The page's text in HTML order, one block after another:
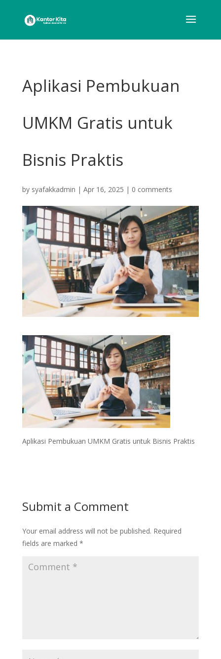
Aplikasi Pembukuan
UMKM Gratis untuk
Bisnis Praktis
by syafakkadmin | Apr 16, 2025 | 0 comments
Aplikasi Pembukuan UMKM Gratis untuk Bisnis Praktis
Submit a Comment
Your email address will not be published. Required
fields are marked *